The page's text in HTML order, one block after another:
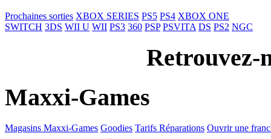
Prochaines sorties XBOX SERIES PS5 PS4 XBOX ONE
SWITCH 3DS WII U WII PS3 360 PSP PSVITA DS PS2 NGC
Retrouvez-
Maxxi-Games
Magasins Maxxi-Games Goodies Tarifs Réparations Ouvrir une